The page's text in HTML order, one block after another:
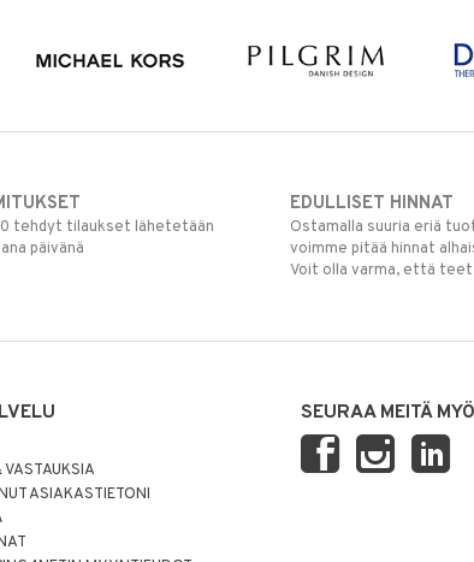
tehdyt tilaukset lähetetään
päivänä
EDULLISET HINNAT
Ostamalla suuria eriä
voimme pitää hinnat
Voit olla varma, että
ASIAKASTIETONI
SEURAA MEITÄ